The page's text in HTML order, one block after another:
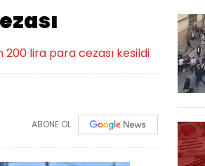
lira para cezası kesildi
ABONE OL